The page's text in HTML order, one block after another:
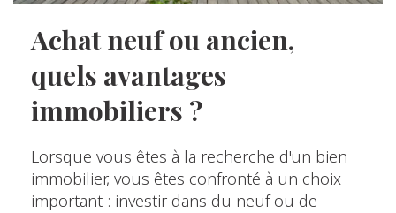
Achat neuf ou ancien,
quels avantages
immobiliers ?
Lorsque vous êtes à la recherche d'un bien
immobilier, vous êtes confronté à un choix
important : investir dans du neuf ou de